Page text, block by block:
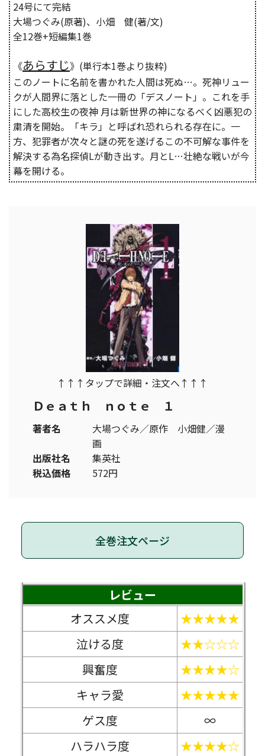
24号にて完結
大場つぐみ(原著)、小畑 健(著/文)
全12巻+短編集1巻
《あらすじ》(単行本1巻より抜粋)
このノートに名前を書かれた人間は死ぬ…。死神リュー
クが人間界に落とした一冊の「デスノート」。これを手
にした高校生の夜神 月は新世界の神になるべく凶悪犯の
粛清を開始。「キラ」と呼ばれ恐れられる存在に。一
方、犯罪者が次々と謎の死を遂げるこの不可解な事件を
解決する為名探偵Lが動き出す。月とL…壮絶な戦いが今
幕を開ける。
↑↑↑タップで詳細・注文へ↑↑↑
Ｄｅａｔｈ ｎｏｔｅ １
著者名
大場つぐみ／原作 小畑健／漫
画
出版社名
集英社
税込価格
572円
全巻注文ページ
レビュー
オススメ度
★★★★★
泣ける度
★★☆☆☆
興奮度
★★★★☆
キャラ愛
★★★★★
ゲス度
∞
ハラハラ度
★★★★☆